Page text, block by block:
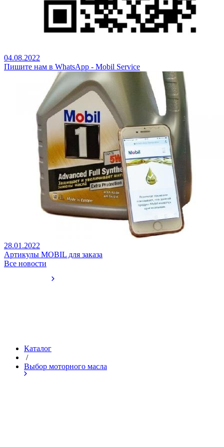
04.08.2022
Пишите нам в WhatsApp - Mobil Service
28.01.2022
Артикулы MOBIL для заказа
Все новости
Каталог
/
Выбор моторного масла